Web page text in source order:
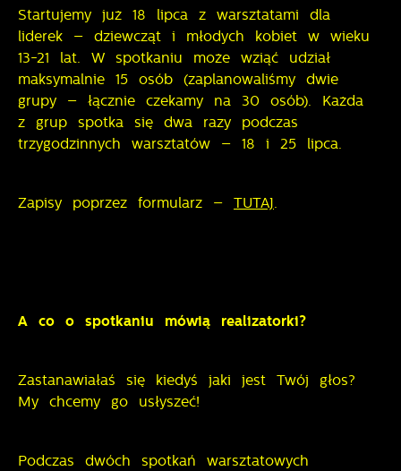
Startujemy już 18 lipca z warsztatami dla
liderek – dziewcząt i młodych kobiet w wieku
13-21 lat. W spotkaniu może wziąć udział
maksymalnie 15 osób (zaplanowaliśmy dwie
grupy – łącznie czekamy na 30 osób). Każda
z grup spotka się dwa razy podczas
trzygodzinnych warsztatów – 18 i 25 lipca.
Zapisy poprzez formularz – TUTAJ.
A co o spotkaniu mówią realizatorki?
Zastanawiałaś się kiedyś jaki jest Twój głos?
My chcemy go usłyszeć!
Podczas dwóch spotkań warsztatowych
popularności wśród użytkowników. Zgromadzone
informacje są przetwarzane w formie
zanonimizowanej. Wyrażenie zgody na analityczne
pliki cookies gwarantuje dostępność wszystkich
funkcjonalności.
Dzięki reklamowym plikom cookies prezentujemy Ci
najciekawsze informacje i aktualności na stronach
naszych partnerów.
Promocyjne pliki cookies służą do prezentowania Ci
naszych komunikatów na podstawie analizy Twoich
upodobań oraz Twoich zwyczajów dotyczących
przeglądanej witryny internetowej. Treści promocyjne
dostawców usług. Firmy te działają w charakterze
Więcej